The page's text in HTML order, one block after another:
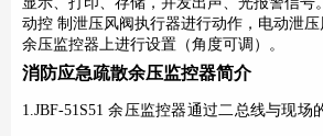
动控 制泄压风阀执行器进行动作，电动泄
余压监控器上进行设置（角度可调）。
消防应急疏散余压监控器简介
1.JBF-51S51余压监控器通过二总线与现场